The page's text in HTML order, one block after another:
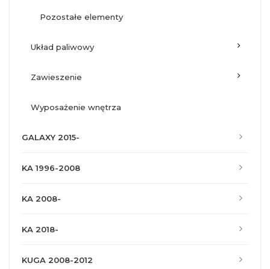
pozostałe elementy
układ paliwowy
zawieszenie
wyposażenie wnętrza
GALAXY 2015-
KA 1996-2008
KA 2008-
KA 2018-
KUGA 2008-2012